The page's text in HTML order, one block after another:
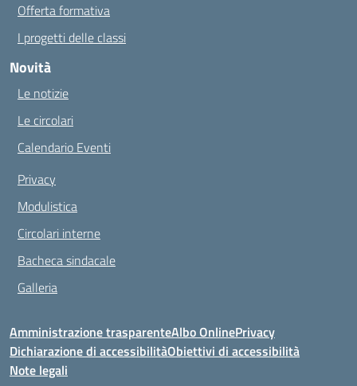
Offerta formativa
I progetti delle classi
Novità
Le notizie
Le circolari
Calendario Eventi
Privacy
Modulistica
Circolari interne
Bacheca sindacale
Galleria
Amministrazione trasparenteAlbo OnlinePrivacy
Dichiarazione di accessibilitàObiettivi di accessibilità
Note legali